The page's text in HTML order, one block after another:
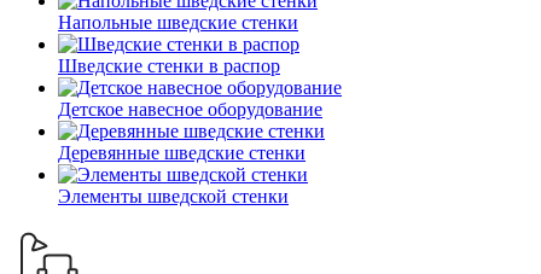
Напольные шведские стенки
Шведские стенки в распор
Детское навесное оборудование
Деревянные шведские стенки
Элементы шведской стенки